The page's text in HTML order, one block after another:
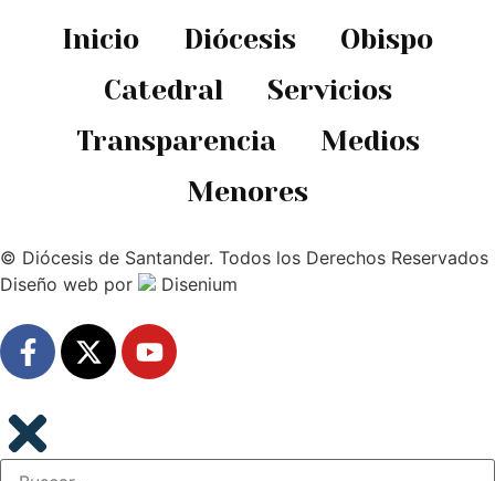
Inicio Diócesis
Obispo
Catedral
Servicios
Transparencia
Medios
Menores
© Diócesis de Santander. Todos los Derechos Reservados
Diseño web por Disenium